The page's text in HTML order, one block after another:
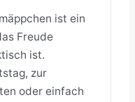
ist ein
Freude
ist.
zur
oder einfach